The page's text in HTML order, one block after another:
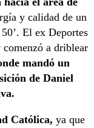
y calidad de un
El ex Deportes
a driblear
mandó un
de Daniel
Católica, ya que